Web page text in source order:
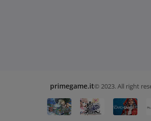
primegame.it© 2023. All right